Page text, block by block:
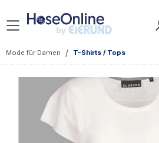
Zum Hauptinhalt springen
Mode für Damen / T-Shirts / Tops
Bildergalerie überspringen